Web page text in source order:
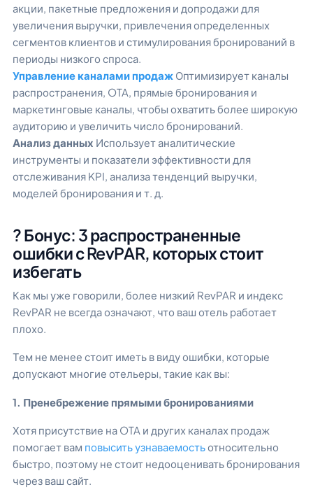
акции, пакетные предложения и допродажи для
увеличения выручки, привлечения определенных
сегментов клиентов и стимулирования бронирований в
периоды низкого спроса.
Управление каналами продаж Оптимизирует каналы
распространения, OTA, прямые бронирования и
маркетинговые каналы, чтобы охватить более широкую
аудиторию и увеличить число бронирований.
Анализ данных Использует аналитические
инструменты и показатели эффективности для
отслеживания KPI, анализа тенденций выручки,
моделей бронирования и т. д.
? Бонус: 3 распространенные
ошибки с RevPAR, которых стоит
избегать
Как мы уже говорили, более низкий RevPAR и индекс
RevPAR не всегда означают, что ваш отель работает
плохо.
Тем не менее стоит иметь в виду ошибки, которые
допускают многие отельеры, такие как вы:
1. Пренебрежение прямыми бронированиями
Хотя присутствие на OTA и других каналах продаж
помогает вам повысить узнаваемостьотносительно
быстро, поэтому не стоит недооценивать бронирования
через ваш сайт.